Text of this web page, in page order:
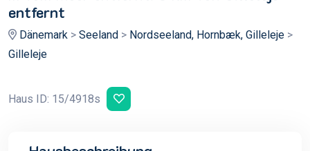
entfernt
Dänemark > Seeland > Nordseeland, Hornbæk, Gilleleje >
Gilleleje
Haus ID: 15/4918s